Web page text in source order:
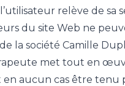
relève de sa
du site Web ne
la société Camille
met tout en
en aucun cas être